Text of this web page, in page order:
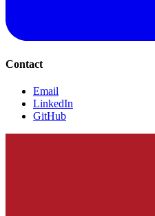
Contact
Email
LinkedIn
GitHub